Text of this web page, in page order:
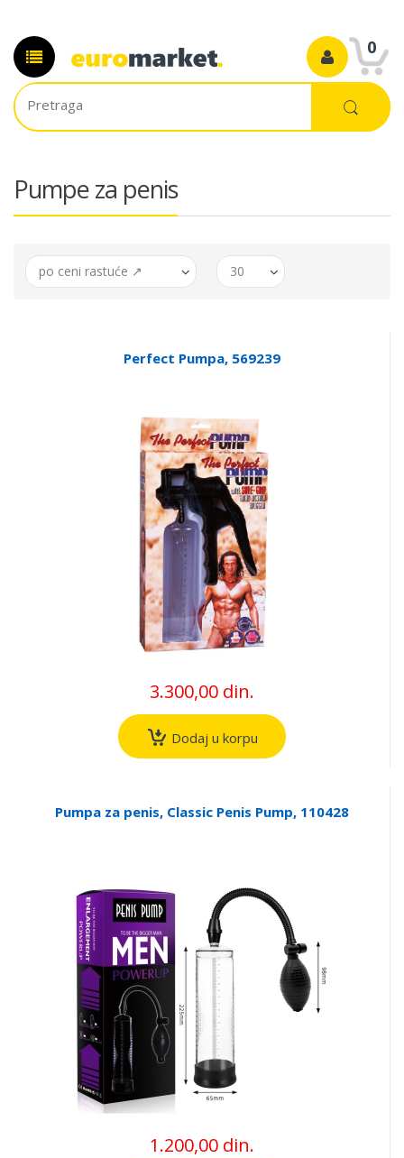
0
Pumpe za penis
po ceni rastuće ↗ 30
Perfect Pumpa, 569239
3.300,00 din.
Dodaj u korpu
Pumpa za penis, Classic Penis Pump, 110428
1.200,00 din.